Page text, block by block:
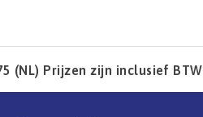
(NL) Prijzen zijn inclusief BTW